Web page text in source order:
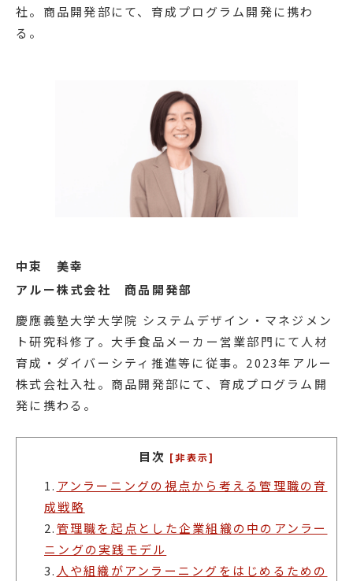
社。商品開発部にて、育成プログラム開発に携わ
る。
中束 美幸
アルー株式会社 商品開発部
慶應義塾大学大学院 システムデザイン・マネジメン
ト研究科修了。大手食品メーカー営業部門にて人材
育成・ダイバーシティ推進等に従事。2023年アルー
株式会社入社。商品開発部にて、育成プログラム開
発に携わる。
目次 [非表示]
1. アンラーニングの視点から考える管理職の育
成戦略
2.管理職を起点とした企業組織の中のアンラー
ニングの実践モデル
3. 人や組織がアンラーニングをはじめるための